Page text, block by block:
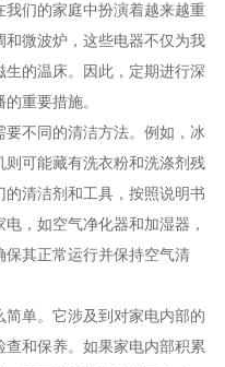
们的家庭中扮演着越来越重
微波炉，这些电器不仅为我
的温床。因此，定期进行深
重要措施。
不同的清洁方法。例如，冰
可能藏有洗衣粉和洗涤剂残
清洁剂和工具，按照说明书
，如空气净化器和加湿器，
其正常运行并保持空气清
单。它涉及到对家电内部的
和保养。如果家电内部积累